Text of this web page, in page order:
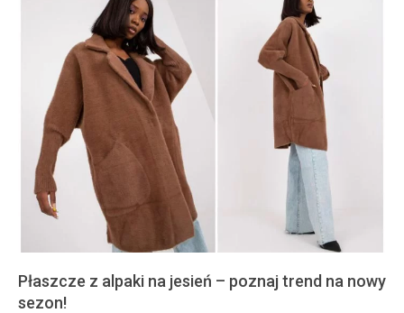
Płaszcze z alpaki na jesień – poznaj trend na nowy
sezon!